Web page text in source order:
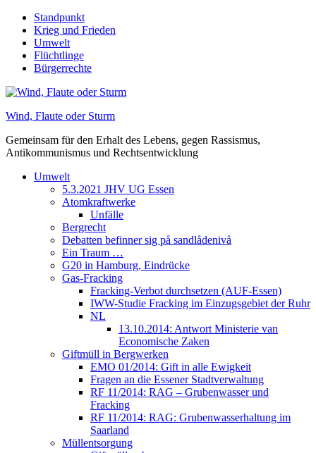
Skip
content
Standpunkt
Krieg und Frieden
Umwelt
Flüchtlinge
Bürgerrechte
Wind, Flaute oder Sturm
Gemeinsam für den Erhalt des Lebens, gegen Rassismus,
Antikommunismus und Rechtsentwicklung
Umwelt
5.3.2021 JHV UG Essen
Atomkraftwerke
Unfälle
Bergrecht
Debatten befinner sig på sandlådenivå
Ein Traum …
G20 in Hamburg, Eindrücke
Gas-Fracking
Fracking-Verbot durchsetzen (AUF-Essen)
IWW-Studie Fracking im Einzugsgebiet der Ruhr
NL
13.10.2014: Antwort Ministerie van
Economische Zaken
Giftmüll in Bergwerken
EMO 01/2014: Gift in alle Ewigkeit
Fragen an die Essener Stadtverwaltung
RF 11/2014: RAG – Grubenwasser und
Fracking
RF 11/2014: RAG: Grubenwasserhaltung im
Saarland
Müllentsorgung